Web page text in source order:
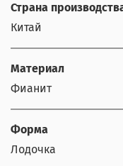
Страна
Китай
Материал
Фианит
Форма
Лодочка